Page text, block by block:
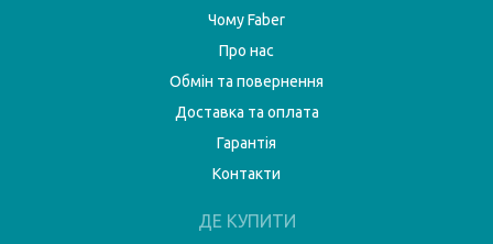
Чому Faber
Про нас
Обмін та повернення
Доставка та оплата
Гарантія
Контакти
ДЕ КУПИТИ